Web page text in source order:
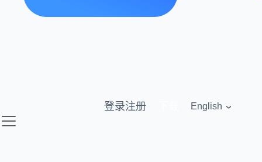
登录注册 English